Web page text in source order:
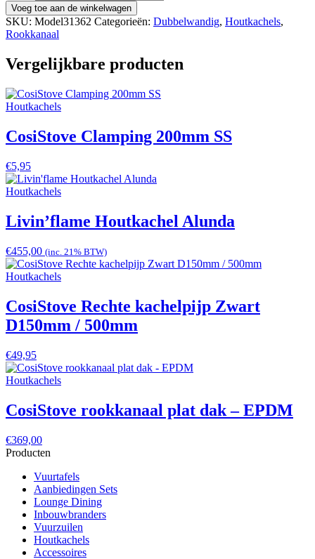
Voeg toe aan de winkelwagen
SKU: Model31362 Categorieën: Dubbelwandig, Houtkachels,
Rookkanaal
Vergelijkbare producten
Houtkachels
CosiStove Clamping 200mm SS
€5,95
Houtkachels
Livin’flame Houtkachel Alunda
€455,00 (inc. 21% BTW)
Houtkachels
CosiStove Rechte kachelpijp Zwart
D150mm / 500mm
€49,95
Houtkachels
CosiStove rookkanaal plat dak – EPDM
€369,00
Producten
Vuurtafels
Aanbiedingen Sets
Lounge Dining
Inbouwbranders
Vuurzuilen
Houtkachels
Accessoires